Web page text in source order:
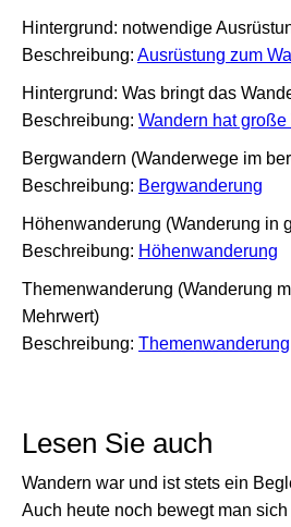
Hintergrund: notwendige
Beschreibung: Ausrüstung zum
Hintergrund: Was bringt das
Beschreibung: Wandern hat große
Bergwandern (Wanderwege im
Beschreibung: Bergwanderung
Höhenwanderung (Wanderung in
Beschreibung: Höhenwanderung
Themenwanderung (Wanderung
Mehrwert)
Beschreibung: Themenwanderung
Lesen Sie auch
Wandern war und ist stets ein
Auch heute noch bewegt man